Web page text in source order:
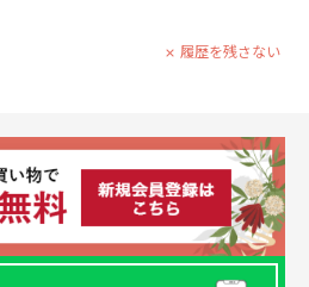
履歴を残さない